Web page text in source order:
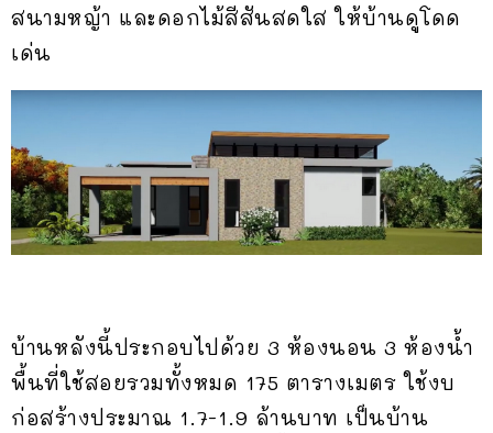
สนามหญ้า และดอกไม้สีสันสดใส ให้บ้านดูโดด
เด่น
บ้านหลังนี้ประกอบไปด้วย 3 ห้องนอน 3 ห้องน้ำ
พื้นที่ใช้สอยรวมทั้งหมด 175 ตารางเมตร ใช้งบ
ก่อสร้างประมาณ 1.7-1.9 ล้านบาท เป็นบ้าน